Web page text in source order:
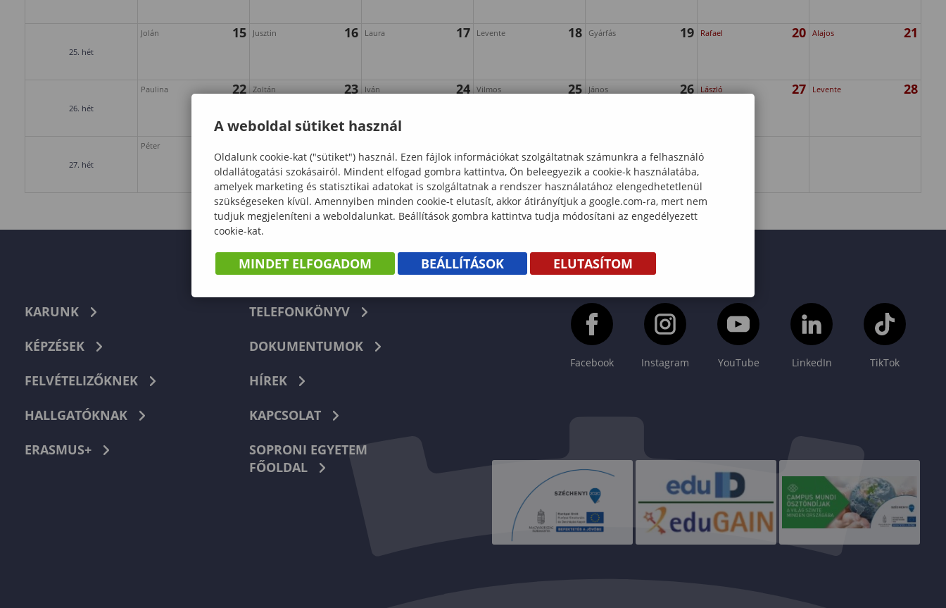
25. hét
Jolán 15 Jusztin 16 Laura 17 Levente 18 Gyárfás 19 Rafael 20 Alajos 21
26. hét
Paulina 22 Zoltán 23 Iván 24 Vilmos 25 János 26 László 27 Levente 28
27. hét
Péter
KARUNK
KÉPZÉSEK
FELVÉTELIZŐKNEK
HALLGATÓKNAK
ERASMUS+
TELEFONKÖNYV
DOKUMENTUMOK
HÍREK
KAPCSOLAT
SOPRONI EGYETEM
FŐOLDAL
Facebook Instagram YouTube LinkedIn TikTok
A weboldal sütiket használ
Oldalunk cookie-kat ("sütiket") használ. Ezen fájlok információkat szolgáltatnak számunkra a felhasználó
oldallátogatási szokásairól. Mindent elfogad gombra kattintva, Ön beleegyezik a cookie-k használatába,
amelyek marketing és statisztikai adatokat is szolgáltatnak a rendszer használatához elengedhetetlenül
szükségeseken kívül. Amennyiben minden cookie-t elutasít, akkor átirányítjuk a google.com-ra, mert nem
tudjuk megjeleníteni a weboldalunkat. Beállítások gombra kattintva tudja módosítani az engedélyezett
cookie-kat.
MINDET ELFOGADOM BEÁLLÍTÁSOK ELUTASÍTOM